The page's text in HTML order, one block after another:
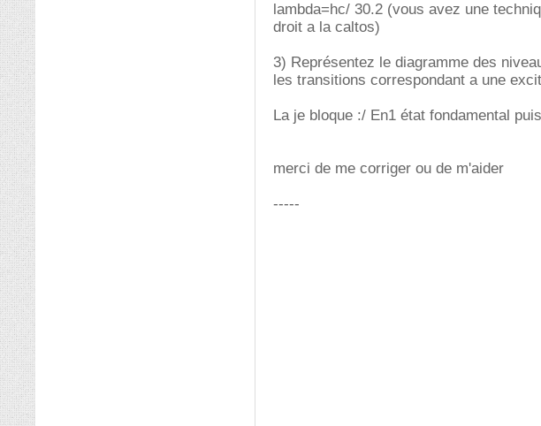
lambda=hc/ 30.2 (vous avez une
droit a la caltos)
3) Représentez le diagramme des
les transitions correspondant a une
La je bloque :/ En1 état fondamental
merci de me corriger ou de m'aider
-----